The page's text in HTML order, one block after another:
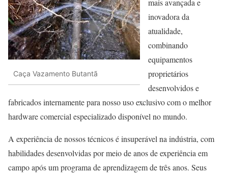
Caça Vazamento Butantã
mais avançada e
inovadora da
atualidade,
combinando
equipamentos
proprietários
desenvolvidos e
fabricados internamente para nosso uso exclusivo com o melhor
hardware comercial especializado disponível no mundo.
A experiência de nossos técnicos é insuperável na indústria, com
habilidades desenvolvidas por meio de anos de experiência em
campo após um programa de aprendizagem de três anos. Seus